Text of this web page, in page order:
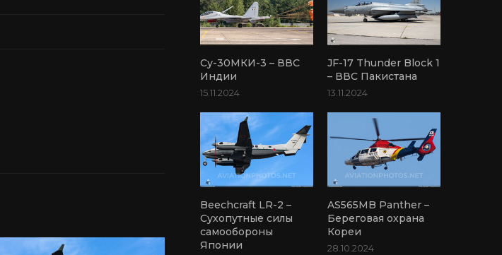
Су-30МКИ-3 – ВВС
Индии
15.11.2024
JF-17 Thunder Block 1
– ВВС Пакистана
13.11.2024
Beechcraft LR-2 –
Сухопутные силы
самообороны
Японии
AS565MB Panther –
Береговая охрана
Кореи
28.10.2024